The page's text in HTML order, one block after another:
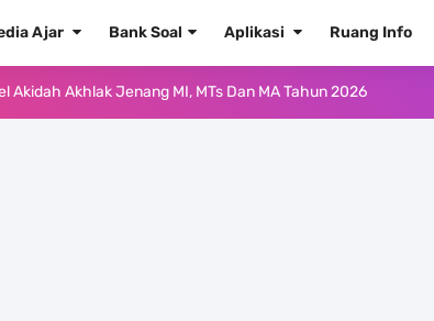
Ajar Bank Soal Aplikasi Ruang Info
Hadis Semua Jenjang Tahun 2026